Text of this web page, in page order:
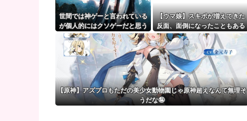
世間では神ゲーと言われている
が個人的にはクソゲーだと思う
ゲーム挙げてけ
【ウマ娘】スキポが増えてきた
反面、面倒になったこともある
【原神】アズプロもただの美少女動物園じゃ原神超えなんて無理そ
うだな🤪